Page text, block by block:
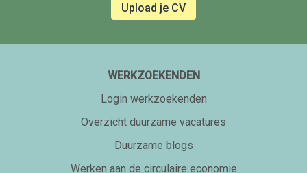
Upload je CV
WERKZOEKENDEN
Login werkzoekenden
Overzicht duurzame vacatures
Duurzame blogs
Werken aan de circulaire economie